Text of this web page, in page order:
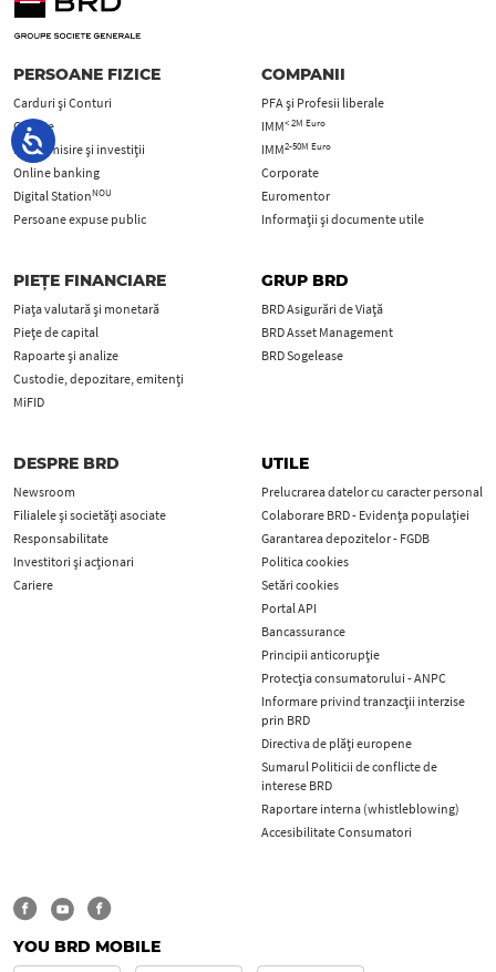
PERSOANE FIZICE
Carduri şi Conturi
Credite
Economisire și investiții
Online banking
Digital StationNOU
Persoane expuse public
COMPANII
PFA şi Profesii liberale
IMM< 2M Euro
IMM2-50M Euro
Corporate
Euromentor
Informații și documente utile
PIEȚE FINANCIARE
Piața valutară și monetară
Piețe de capital
Rapoarte și analize
Custodie, depozitare, emitenți
MiFID
GRUP BRD
BRD Asigurări de Viață
BRD Asset Management
BRD Sogelease
DESPRE BRD
Newsroom
Filialele și societăți asociate
Responsabilitate
Investitori și acționari
Cariere
UTILE
Prelucrarea datelor cu caracter personal
Colaborare BRD - Evidența populației
Garantarea depozitelor - FGDB
Politica cookies
Setări cookies
Portal API
Bancassurance
Principii anticorupţie
Protecţia consumatorului - ANPC
Informare privind tranzacții interzise
prin BRD
Directiva de plăți europene
Sumarul Politicii de conflicte de
interese BRD
Raportare interna (whistleblowing)
Accesibilitate Consumatori
YOU BRD MOBILE